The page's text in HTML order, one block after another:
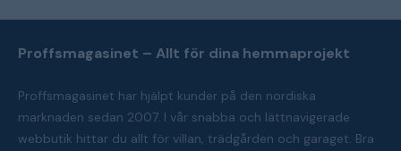
Proffsmagasinet – Allt för dina hemmaprojekt
Proffsmagasinet har hjälpt kunder på den nordiska
marknaden sedan 2007. I vår snabba och lättnavigerade
webbutik hittar du allt för villan, trädgården och garaget. Bra